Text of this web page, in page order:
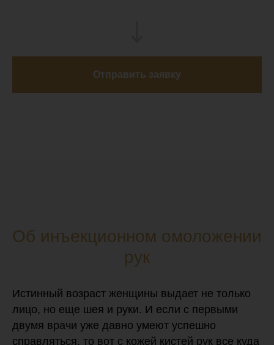
Отправить заявку
Об инъекционном омоложении
рук
Истинный возраст женщины выдает не только
лицо, но еще шея и руки. И если с первыми
двумя врачи уже давно умеют успешно
справляться, то вот с кожей кистей рук все куда